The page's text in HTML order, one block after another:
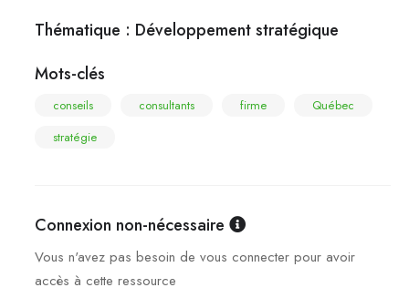
Thématique : Développement stratégique
Mots-clés
conseils consultants firme
Québec
stratégie
Connexion non-nécessaire
Vous n'avez pas besoin de vous connecter pour avoir
accès à cette ressource